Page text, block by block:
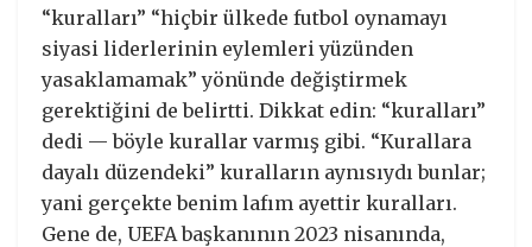
“kuralları” “hiçbir ülkede futbol oynamayı
siyasi liderlerinin eylemleri yüzünden
yasaklamamak” yönünde değiştirmek
gerektiğini de belirtti. Dikkat edin: “kuralları”
dedi — böyle kurallar varmış gibi. “Kurallara
dayalı düzendeki” kuralların aynısıydı bunlar;
yani gerçekte benim lafım ayettir kuralları.
Gene de, UEFA başkanının 2023 nisanında,